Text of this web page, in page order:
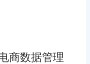
商数据管理